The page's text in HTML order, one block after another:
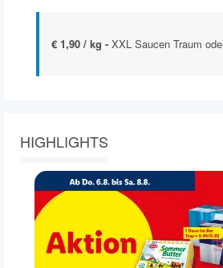
€ 1,90 / kg - XXL Saucen Traum
HIGHLIGHTS